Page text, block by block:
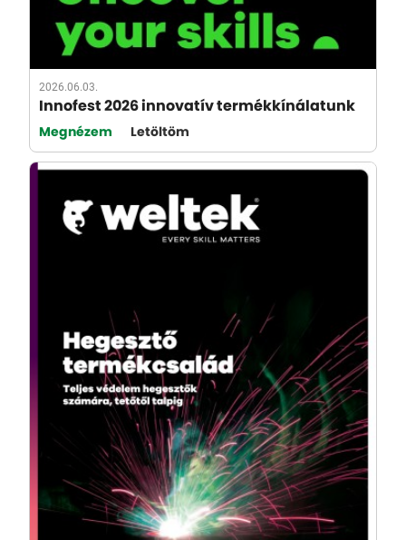
2026.06.03.
Innofest 2026 innovatív termékkínálatunk
Megnézem Letöltöm